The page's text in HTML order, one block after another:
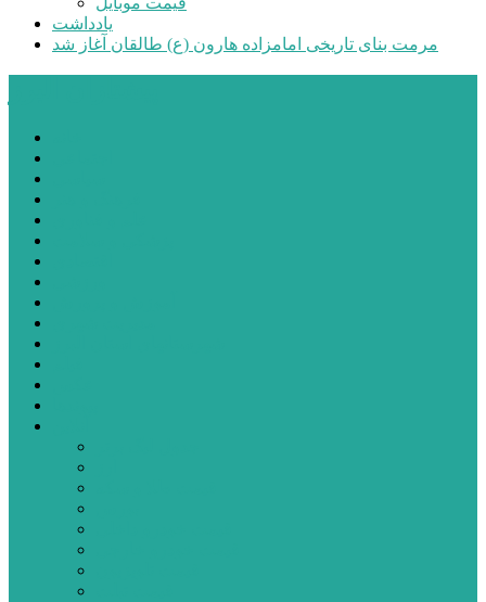
یادداشت
مرمت بنای تاریخی امامزاده هارون (ع) طالقان آغاز شد